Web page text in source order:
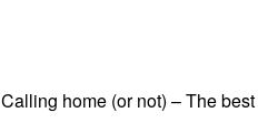
Calling home (or not) – The